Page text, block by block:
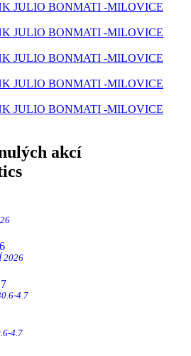
akcí
2026
4.7
4.7